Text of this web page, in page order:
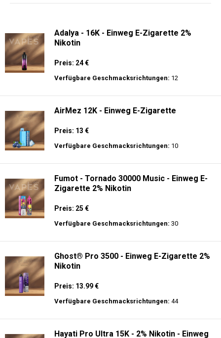
Adalya - 16K - Einweg E-Zigarette 2%
Nikotin
Preis: 24 €
Verfügbare Geschmacksrichtungen: 12
AirMez 12K - Einweg E-Zigarette
Preis: 13 €
Verfügbare Geschmacksrichtungen: 10
Fumot - Tornado 30000 Music - Einweg E-
Zigarette 2% Nikotin
Preis: 25 €
Verfügbare Geschmacksrichtungen: 30
Ghost® Pro 3500 - Einweg E-Zigarette 2%
Nikotin
Preis: 13.99 €
Verfügbare Geschmacksrichtungen: 44
Hayati Pro Ultra 15K - 2% Nikotin - Einweg